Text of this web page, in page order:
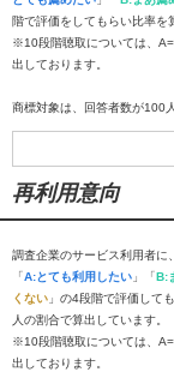
階で評価をしてもらい比率を
※10段階聴取については、
出しております。
商標対象は、回答者数が100
再利用意向
調査企業のサービス利用者に
「A:とても利用したい 」「B:
くない 」の4段階で評価して
人の割合で算出しています。
※10段階聴取については、
出しております。